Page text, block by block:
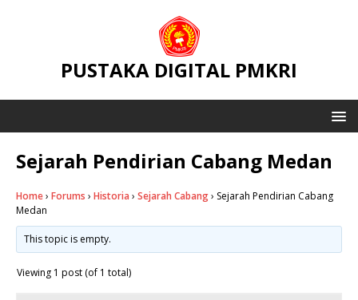
PUSTAKA DIGITAL PMKRI
Sejarah Pendirian Cabang Medan
Home› Forums › Historia › Sejarah Cabang› Sejarah Pendirian Cabang
Medan
This topic is empty.
Viewing 1 post (of 1 total)